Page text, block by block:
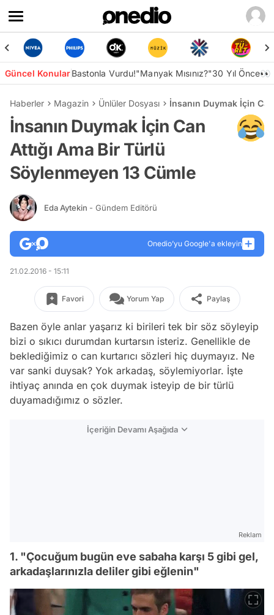
Güncel KonularBastonla Vurdu!"Manyak Mısınız?"30 Yıl Önce👀
Haberler Magazin Ünlüler Dosyası İnsanın Duymak İçin
İnsanın Duymak İçin Can
Attığı Ama Bir Türlü
Söylenmeyen 13 Cümle
Eda Aytekin - Gündem Editörü
Onedio’yu Google'a ekleyin
21.02.2016 - 15:11
Favori Yorum Yap Paylaş
Bazen öyle anlar yaşarız ki birileri tek bir söz söyleyip
bizi o sıkıcı durumdan kurtarsın isteriz. Genellikle de
beklediğimiz o can kurtarıcı sözleri hiç duymayız. Ne
var sanki duysak? Yok arkadaş, söylemiyorlar. İşte
ihtiyaç anında en çok duymak isteyip de bir türlü
duyamadığımız o sözler.
İçeriğin Devamı Aşağıda
Reklam
1. "Çocuğum bugün eve sabaha karşı 5 gibi gel,
arkadaşlarınızla deliler gibi eğlenin"